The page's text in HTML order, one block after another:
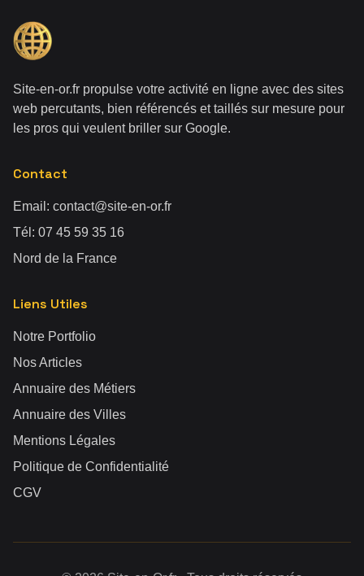
Site-en-or.fr propulse votre activité en ligne avec des sites
web percutants, bien référencés et taillés sur mesure pour
les pros qui veulent briller sur Google.
Contact
Email: contact@site-en-or.fr
Tél: 07 45 59 35 16
Nord de la France
Liens Utiles
Notre Portfolio
Nos Articles
Annuaire des Métiers
Annuaire des Villes
Mentions Légales
Politique de Confidentialité
CGV